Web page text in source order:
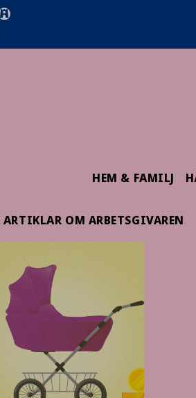
HEM & FAMILJ
ARTIKLAR OM ARBETSGIVAREN